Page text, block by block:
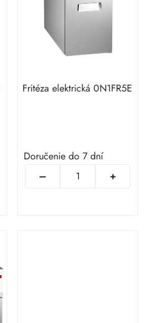
Fritéza elektrická 0N1FR5E
Doručenie do 7 dní